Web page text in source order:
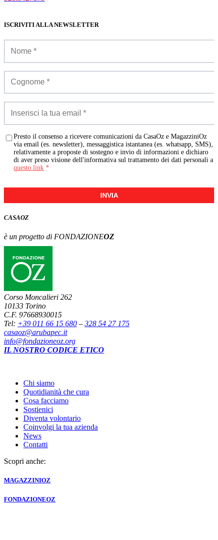
ISCRIVITI ALLA NEWSLETTER
Presto il consenso a ricevere comunicazioni da CasaOz e MagazziniOz
via email (es. newsletter), messaggistica istantanea (es. whatsapp, SMS),
relativamente a proposte di sostegno e invio di informazioni e dichiaro
di aver preso visione dell'informativa sul trattamento dei dati personali a
questo link *
INVIA
CASAOZ
è un progetto di FONDAZIONEOZ
Corso Moncalieri 262
10133 Torino
C.F. 97668930015
Tel: +39 011 66 15 680 – 328 54 27 175
casaoz@arubapec.it
info@fondazioneoz.org
IL NOSTRO CODICE ETICO
Chi siamo
Quotidianità che cura
Cosa facciamo
Sostienici
Diventa volontario
Coinvolgi la tua azienda
News
Contatti
Scopri anche:
MAGAZZINIOZ
FONDAZIONEOZ